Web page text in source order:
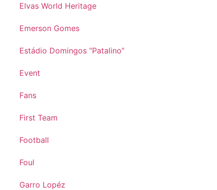
Elvas World Heritage
Emerson Gomes
Estádio Domingos “Patalino”
Event
Fans
First Team
Football
Foul
Garro Lopéz